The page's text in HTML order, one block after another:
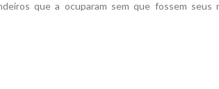
que a ocuparam sem que fossem seus